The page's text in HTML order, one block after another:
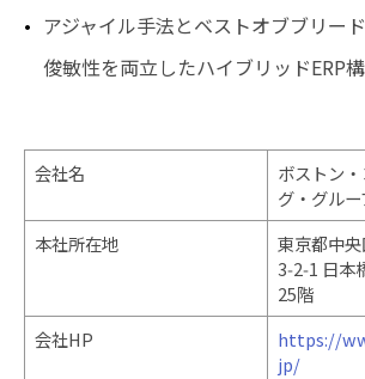
アジャイル手法とベストオブブリー
俊敏性を両立したハイブリッドERP
会社名
ボストン
グ・グルー
本社所在地
東京都中
3‑2‑1 日
25階
会社HP
https://
jp/